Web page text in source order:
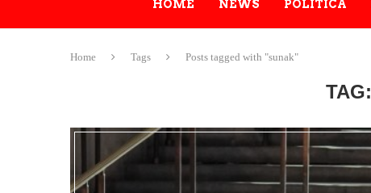
HOME NEWS POLITICA
Home Tags Posts tagged with "sunak"
TAG: